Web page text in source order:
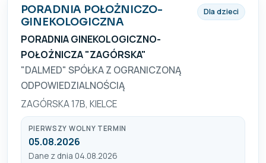
PORADNIA POŁOŻNICZO-
GINEKOLOGICZNA
PORADNIA GINEKOLOGICZNO-
POŁOŻNICZA "ZAGÓRSKA"
"DALMED" SPÓŁKA Z OGRANICZONĄ
ODPOWIEDZIALNOŚCIĄ
ZAGÓRSKA 17B, KIELCE
Dla dzieci
PIERWSZY WOLNY TERMIN
05.08.2026
Dane z dnia 04.08.2026